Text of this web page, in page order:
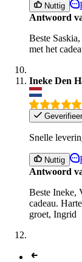
Nuttig
Antwoord
Beste
met het
Ineke Den
Snelle
Nuttig
Antwoord
Beste Ineke,
cadeau.
groet, Ingrid